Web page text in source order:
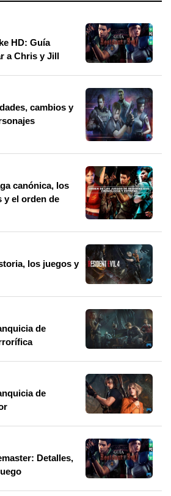
HD: Guía
a Chris y Jill
cambios y
canónica, los
y el orden de
los juegos y
de
de
Detalles,